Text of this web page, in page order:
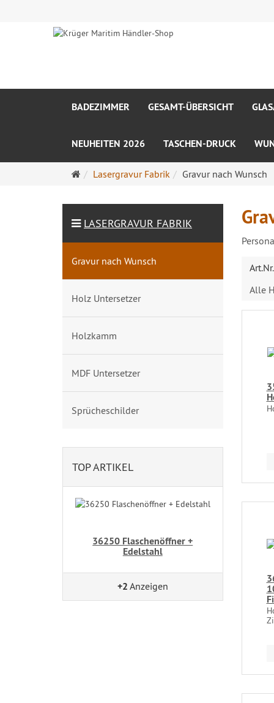
BADEZIMMER GESAMT-ÜBERSICHT
NEUHEITEN 2026 TASCHEN-DRUCK
Startseite
Lasergravur Fabrik Gravur nach Wunsch
Alle
LASERGRAVUR FABRIK
Gravur nach Wunsch
Holz Untersetzer
Holzkamm
MDF Untersetzer
Sprücheschilder
TOP ARTIKEL
36250 Flaschenöffner +
Edelstahl
+2 Anzeigen